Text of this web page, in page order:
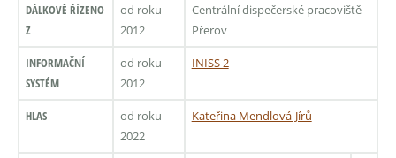
DÁLKOVĚ ŘÍZENO
Z
od roku
2012
Centrální dispečerské pracoviště
Přerov
INFORMAČNÍ
SYSTÉM
od roku
2012
INISS 2
HLAS
od roku
2022
Kateřina Mendlová-Jírů